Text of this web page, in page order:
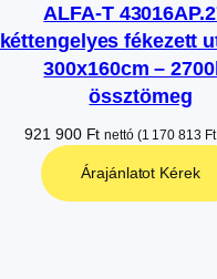
ALFA-T
kéttengelyes fékezett
300x160cm –
össztömeg
921 900 Ft nettó (1 170 813 Ft
Árajánlatot Kérek